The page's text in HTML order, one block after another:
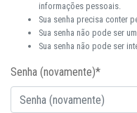
informações pessoais.
Sua senha precisa conter
Sua senha não pode ser
Sua senha não pode ser
Senha (novamente)*